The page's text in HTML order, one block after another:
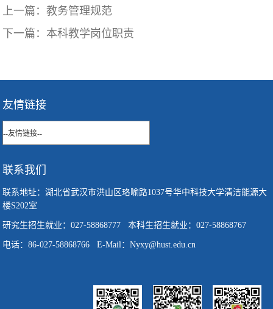
上一篇：教务管理规范
下一篇： 本科教学岗位职责
友情链接
联系我们
联系地址：湖北省武汉市洪山区珞喻路1037号华中科技大学清洁能源大
楼S202室
研究生招生就业：027-58868777 本科生招生就业：027-58868767
电话：86-027-58868766 E-Mail：Nyxy@hust.edu.cn